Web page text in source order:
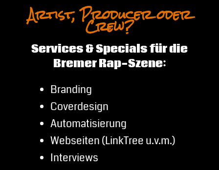
Artist, Producer oder
Crew?
Services & Specials für die
Bremer Rap-Szene:
Branding
Coverdesign
Automatisierung
Webseiten (LinkTree u.v.m.)
Interviews